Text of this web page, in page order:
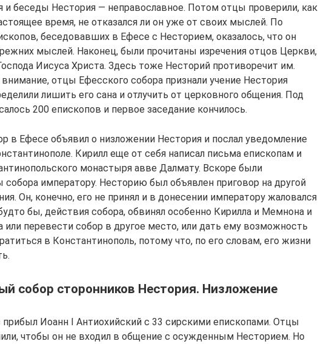
и беседы Нестория — неправославное. Потом отцы проверили, как
время, не отказался ли он уже от своих мыслей. По
беседовавших в Ефесе с Несторием, оказалось, что он
мыслей. Наконец, были прочитаны изречения отцов Церкви,
Иисуса Христа. Здесь тоже Несторий противоречит им.
отцы Ефесского собора признали учение Нестория
лишить его сана и отлучить от церковного общения. Под
200 епископов и первое заседание кончилось.
в Ефесе объявил о низложении Нестория и послал уведомление
Кирилл еще от себя написал письма епископам и
монастыря авве Далмату. Вскоре были
собора императору. Несторию был объявлен приговор на другой
Он, конечно, его не принял и в донесении императору жаловался
бы, действия собора, обвинял особенно Кирилла и Мемнона и
или перевести собор в другое место, или дать ему возможность
в Константинополь, потому что, по его словам, его жизни
собор сторонников Нестория. Низложение
Иоанн I Антиохийский с 33 сирскими епископами. Отцы
чтобы он не входил в общение с осужденным Несторием. Но